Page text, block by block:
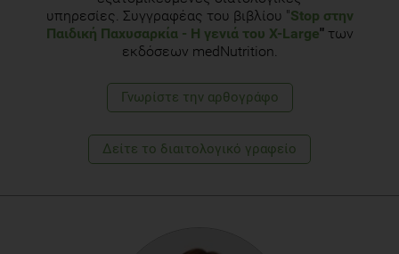
υπηρεσίες. Συγγραφέας του βιβλίου "Stop στην
Παιδική Παχυσαρκία- Η γενιά του Χ-Large" των
εκδόσεων medNutrition.
Γνωρίστε την αρθογράφο
Δείτε το διαιτολογικό γραφείο